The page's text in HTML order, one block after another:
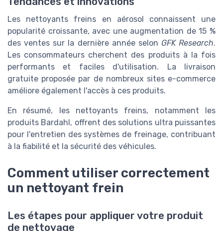
Les nettoyants freins en aérosol connaissent une
popularité croissante, avec une augmentation de 15 %
des ventes sur la dernière année selon GFK Research.
Les consommateurs cherchent des produits à la fois
performants et faciles d'utilisation. La livraison
gratuite proposée par de nombreux sites e-commerce
améliore également l'accès à ces produits.
En résumé, les nettoyants freins, notamment les
produits Bardahl, offrent des solutions ultra puissantes
pour l'entretien des systèmes de freinage, contribuant
à la fiabilité et la sécurité des véhicules.
Comment utiliser correctement
un nettoyant frein
Les étapes pour appliquer votre produit
de nettoyage